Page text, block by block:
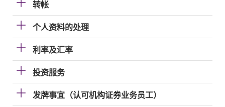
转帐
个人资料的处理
利率及汇率
投资服务
发牌事宜（认可机构证券业务员工）